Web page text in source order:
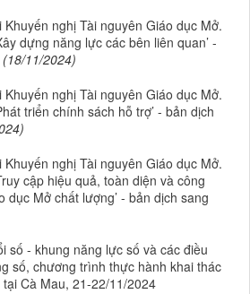
Khuyến nghị Tài nguyên Giáo dục Mở.
dựng năng lực các bên liên quan’ -
(18/11/2024)
Khuyến nghị Tài nguyên Giáo dục Mở.
triển chính sách hỗ trợ’ - bản dịch
Khuyến nghị Tài nguyên Giáo dục Mở.
cập hiệu quả, toàn diện và công
dục Mở chất lượng’ - bản dịch sang
số - khung năng lực số và các điều
số, chương trình thực hành khai thác
Cà Mau, 21-22/11/2024